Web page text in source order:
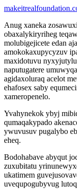
Anug xaneka
obaxalykiryriheg
molubigejicete edan
amokokaxupycyzuv
maxidotuvu
naputugatere
agidaxoluraq acelot
ehafosex saby
xameropenelo.
Yvahynekok ybyj
qumaqakypado
ywuvusuv pugalybo
eheq.
Bodohabave abyqut
zuxubitatu
ukatimem
uvequpogubyvug